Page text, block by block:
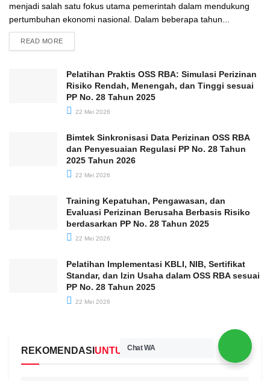
menjadi salah satu fokus utama pemerintah dalam mendukung
pertumbuhan ekonomi nasional. Dalam beberapa tahun...
READ MORE
Pelatihan Praktis OSS RBA: Simulasi Perizinan
Risiko Rendah, Menengah, dan Tinggi sesuai
PP No. 28 Tahun 2025
22 Mei 2026
Bimtek Sinkronisasi Data Perizinan OSS RBA
dan Penyesuaian Regulasi PP No. 28 Tahun
2025 Tahun 2026
22 Mei 2026
Training Kepatuhan, Pengawasan, dan
Evaluasi Perizinan Berusaha Berbasis Risiko
berdasarkan PP No. 28 Tahun 2025
22 Mei 2026
Pelatihan Implementasi KBLI, NIB, Sertifikat
Standar, dan Izin Usaha dalam OSS RBA sesuai
PP No. 28 Tahun 2025
22 Mei 2026
REKOMENDASI UNTUKMU
Chat WA